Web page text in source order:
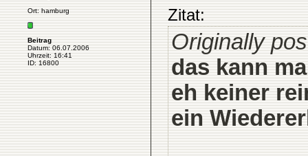
Ort: hamburg
Beitrag
Datum: 06.07.2006
Uhrzeit: 16:41
ID: 16800
Zitat:
Originally
das kann
eh keiner
ein